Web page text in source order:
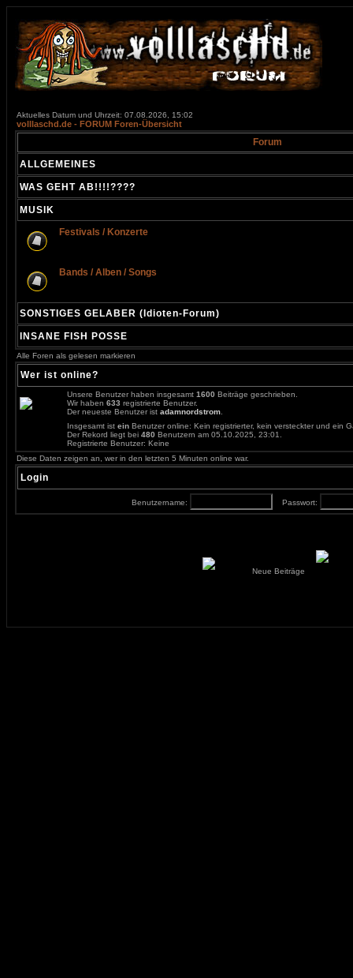
Aktuelles Datum und Uhrzeit: 07.08.2026, 15:02
volllaschd.de - FORUM Foren-Übersicht
Forum
ALLGEMEINES
WAS GEHT AB!!!!????
MUSIK
Festivals / Konzerte
Bands / Alben / Songs
SONSTIGES GELABER (Idioten-Forum)
INSANE FISH POSSE
Alle Foren als gelesen markieren
Wer ist online?
Unsere Benutzer haben insgesamt 1600 Beiträge geschrieben.
Wir haben 633 registrierte Benutzer.
Der neueste Benutzer ist adamnordstrom
Insgesamt ist ein Benutzer online: Kein registrierter, kein versteckter und ein
Der Rekord liegt bei 480 Benutzern am 05.10.2025, 23:01.
Registrierte Benutzer: Keine
Diese Daten zeigen an, wer in den letzten 5 Minuten online war.
Login
Benutzername: Passwort:
Neue Beiträge